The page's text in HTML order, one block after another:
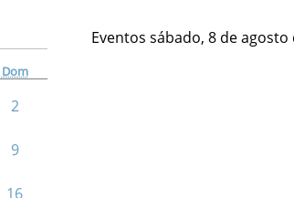
Dom
2
9
16
Eventos sábado, 8 de agosto